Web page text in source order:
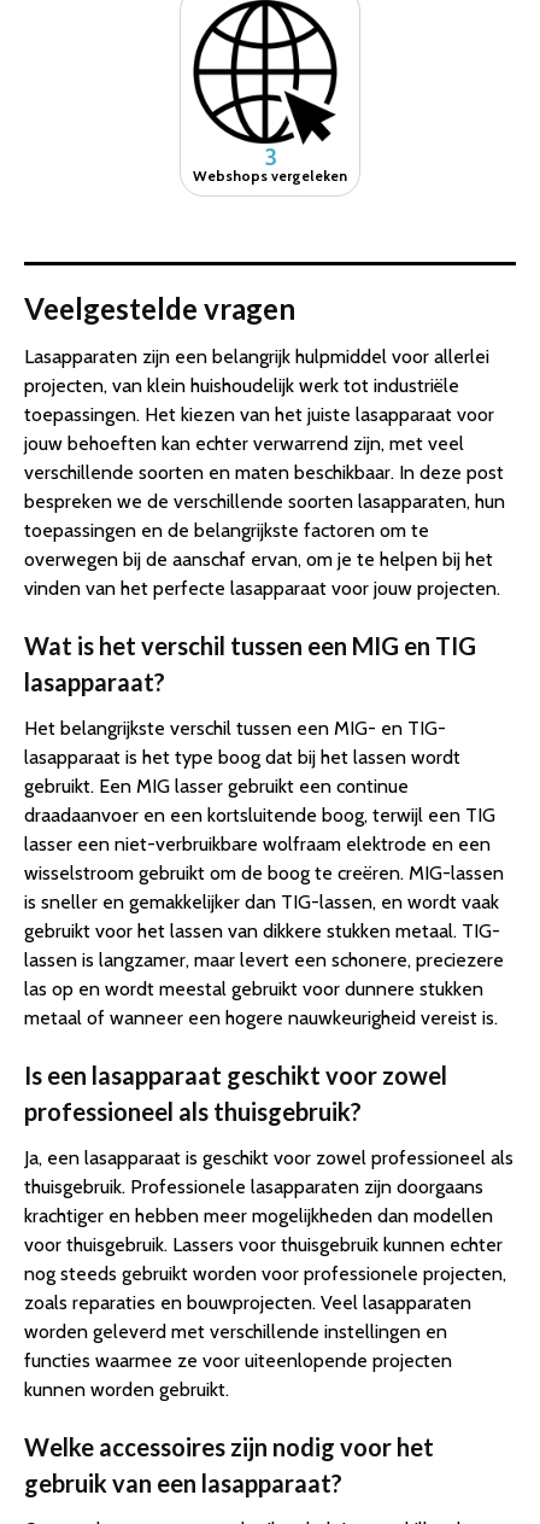
3
Webshops vergeleken
Veelgestelde vragen
Lasapparaten zijn een belangrijk hulpmiddel voor allerlei
projecten, van klein huishoudelijk werk tot industriële
toepassingen. Het kiezen van het juiste lasapparaat voor
jouw behoeften kan echter verwarrend zijn, met veel
verschillende soorten en maten beschikbaar. In deze post
bespreken we de verschillende soorten lasapparaten, hun
toepassingen en de belangrijkste factoren om te
overwegen bij de aanschaf ervan, om je te helpen bij het
vinden van het perfecte lasapparaat voor jouw projecten.
Wat is het verschil tussen een MIG en TIG
lasapparaat?
Het belangrijkste verschil tussen een MIG- en TIG-
lasapparaat is het type boog dat bij het lassen wordt
gebruikt. Een MIG lasser gebruikt een continue
draadaanvoer en een kortsluitende boog, terwijl een TIG
lasser een niet-verbruikbare wolfraam elektrode en een
wisselstroom gebruikt om de boog te creëren. MIG-lassen
is sneller en gemakkelijker dan TIG-lassen, en wordt vaak
gebruikt voor het lassen van dikkere stukken metaal. TIG-
lassen is langzamer, maar levert een schonere, preciezere
las op en wordt meestal gebruikt voor dunnere stukken
metaal of wanneer een hogere nauwkeurigheid vereist is.
Is een lasapparaat geschikt voor zowel
professioneel als thuisgebruik?
Ja, een lasapparaat is geschikt voor zowel professioneel als
thuisgebruik. Professionele lasapparaten zijn doorgaans
krachtiger en hebben meer mogelijkheden dan modellen
voor thuisgebruik. Lassers voor thuisgebruik kunnen echter
nog steeds gebruikt worden voor professionele projecten,
zoals reparaties en bouwprojecten. Veel lasapparaten
worden geleverd met verschillende instellingen en
functies waarmee ze voor uiteenlopende projecten
kunnen worden gebruikt.
Welke accessoires zijn nodig voor het
gebruik van een lasapparaat?